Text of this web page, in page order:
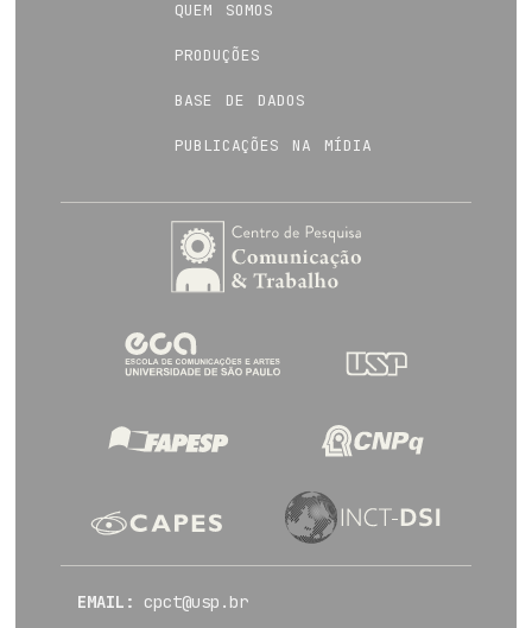
quem somos
produções
base de dados
publicações na mídia
EMAIL: cpct@usp.br